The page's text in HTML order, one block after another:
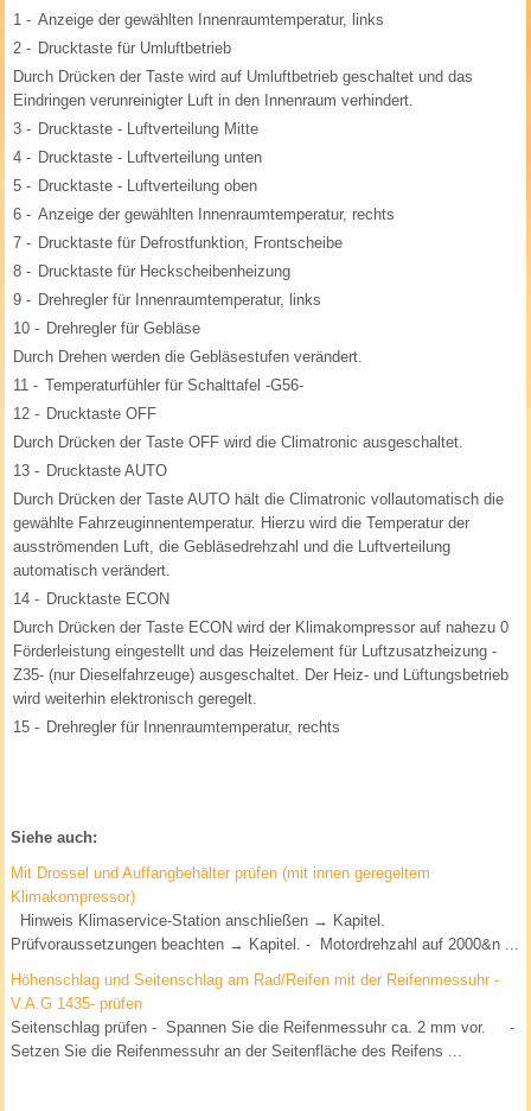
1 - Anzeige der gewählten Innenraumtemperatur, links
2 - Drucktaste für Umluftbetrieb
Durch Drücken der Taste wird auf Umluftbetrieb geschaltet und das
Eindringen verunreinigter Luft in den Innenraum verhindert.
3 - Drucktaste - Luftverteilung Mitte
4 - Drucktaste - Luftverteilung unten
5 - Drucktaste - Luftverteilung oben
6 - Anzeige der gewählten Innenraumtemperatur, rechts
7 - Drucktaste für Defrostfunktion, Frontscheibe
8 - Drucktaste für Heckscheibenheizung
9 - Drehregler für Innenraumtemperatur, links
10 - Drehregler für Gebläse
Durch Drehen werden die Gebläsestufen verändert.
11 - Temperaturfühler für Schalttafel -G56-
12 - Drucktaste OFF
Durch Drücken der Taste OFF wird die Climatronic ausgeschaltet.
13 - Drucktaste AUTO
Durch Drücken der Taste AUTO hält die Climatronic vollautomatisch die
gewählte Fahrzeuginnentemperatur. Hierzu wird die Temperatur der
ausströmenden Luft, die Gebläsedrehzahl und die Luftverteilung
automatisch verändert.
14 - Drucktaste ECON
Durch Drücken der Taste ECON wird der Klimakompressor auf nahezu 0
Förderleistung eingestellt und das Heizelement für Luftzusatzheizung -
Z35- (nur Dieselfahrzeuge) ausgeschaltet. Der Heiz- und Lüftungsbetrieb
wird weiterhin elektronisch geregelt.
15 - Drehregler für Innenraumtemperatur, rechts
Siehe auch:
Mit Drossel und Auffangbehälter prüfen (mit innen geregeltem
Klimakompressor)
Hinweis Klimaservice-Station anschließen → Kapitel.
Prüfvoraussetzungen beachten → Kapitel. - Motordrehzahl auf 2000&n ...
Höhenschlag und Seitenschlag am Rad/Reifen mit der Reifenmessuhr -
V.A.G 1435- prüfen
Seitenschlag prüfen - Spannen Sie die Reifenmessuhr ca. 2 mm vor. -
Setzen Sie die Reifenmessuhr an der Seitenfläche des Reifens ...